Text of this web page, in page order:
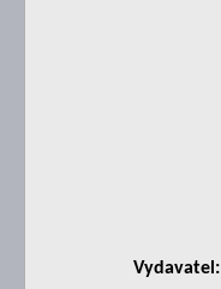
Vydavatel: